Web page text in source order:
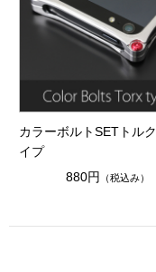
カラーボルトSETトル
イプ
880円
（税込み）